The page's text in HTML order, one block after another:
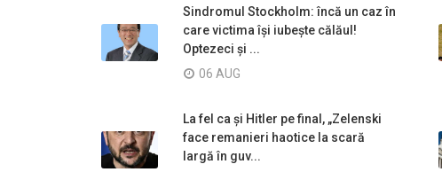
Sindromul Stockholm: încă un caz în
care victima își iubește călăul!
Optezeci și ...
06 AUG
La fel ca și Hitler pe final, „Zelenski
face remanieri haotice la scară
largă în guv...